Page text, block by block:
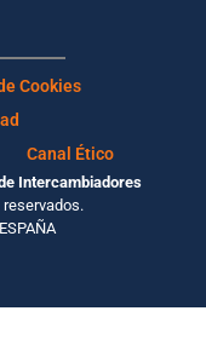
Cookies
Canal Ético
Intercambiadores